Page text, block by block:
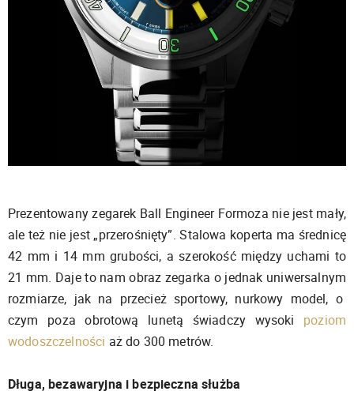
Prezentowany zegarek Ball Engineer Formoza nie jest mały,
ale też nie jest „przerośnięty”. Stalowa koperta ma średnicę
42 mm i 14 mm grubości, a szerokość między uchami to
21 mm. Daje to nam obraz zegarka o jednak uniwersalnym
rozmiarze, jak na przecież sportowy, nurkowy model, o
czym poza obrotową lunetą świadczy wysoki poziom
wodoszczelności aż do 300 metrów.
Długa, bezawaryjna i bezpieczna służba